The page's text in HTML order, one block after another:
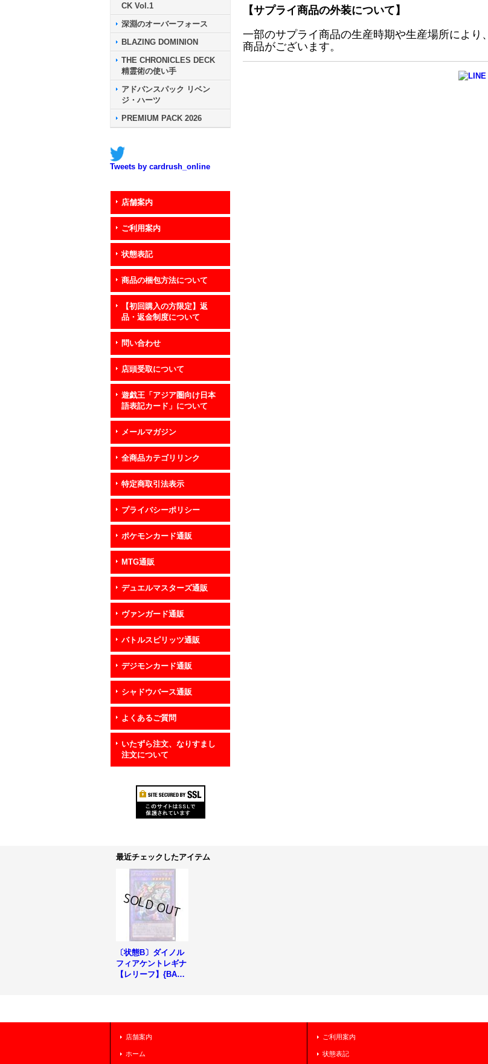
CK Vol.1
深淵のオーバーフォース
BLAZING DOMINION
THE CHRONICLES DECK
精霊術の使い手
アドバンスパック リベン
ジ・ハーツ
PREMIUM PACK 2026
Tweets by cardrush_online
店舗案内
ご利用案内
状態表記
商品の梱包方法について
【初回購入の方限定】返
品・返金制度について
問い合わせ
店頭受取について
遊戯王「アジア圏向け日本
語表記カード」について
メールマガジン
全商品カテゴリリンク
特定商取引法表示
プライバシーポリシー
ポケモンカード通販
MTG通販
デュエルマスターズ通販
ヴァンガード通販
バトルスピリッツ通販
デジモンカード通販
シャドウバース通販
よくあるご質問
いたずら注文、なりすまし
注文について
【サプライ商品の外装について】
一部のサプライ商品の生産時期や生産場所によ
商品がございます。
最近チェックしたアイテム
〔状態B〕ダイノル
フィアケントレギナ
【レリーフ】{BACH
店舗案内
ホーム
ご利用案内
状態表記